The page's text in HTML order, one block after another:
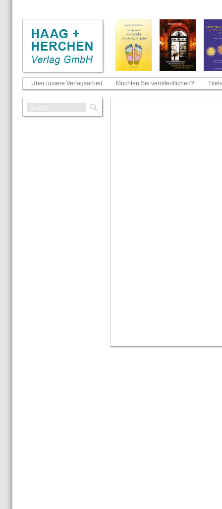
Über unsere Verlagsarbeit Möchten Sie veröffentlichen?